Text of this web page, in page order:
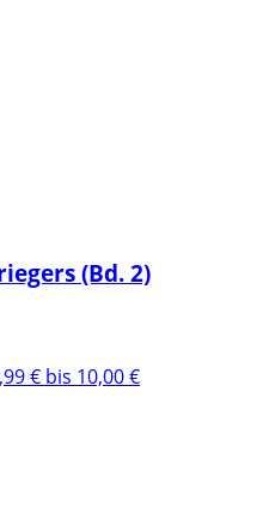
(Bd. 2)
€ bis 10,00 €